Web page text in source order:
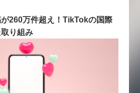
260万件超え！TikTokの国際
り組み